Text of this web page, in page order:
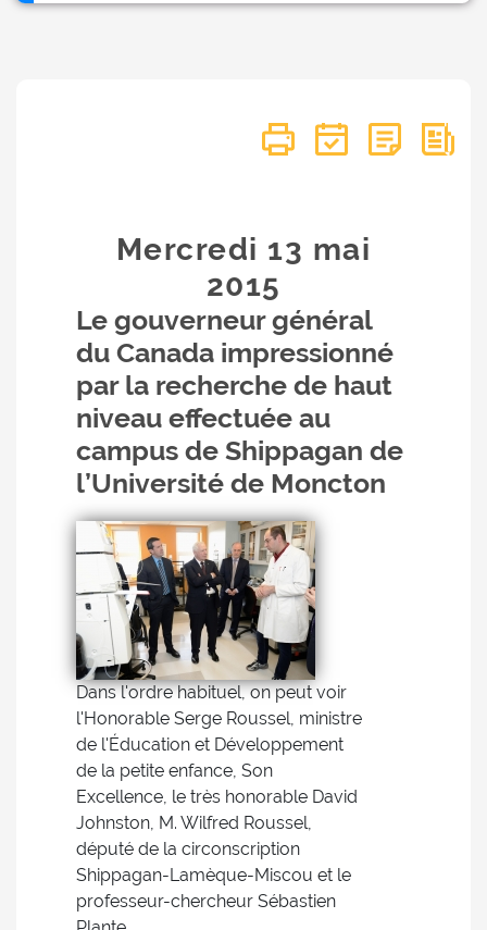
Mercredi 13 mai
2015
Le gouverneur général
du Canada impressionné
par la recherche de haut
niveau effectuée au
campus de Shippagan de
l’Université de Moncton
Dans l'ordre habituel, on peut voir
l'Honorable Serge Roussel, ministre
de l'Éducation et Développement
de la petite enfance, Son
Excellence, le très honorable David
Johnston, M. Wilfred Roussel,
député de la circonscription
Shippagan-Lamèque-Miscou et le
professeur-chercheur Sébastien